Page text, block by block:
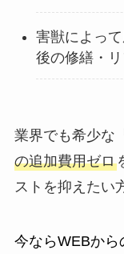
害獣によっ
後の修繕・
業界でも希少な
の追加費用ゼロ
ストを抑えたい
今ならWEBから